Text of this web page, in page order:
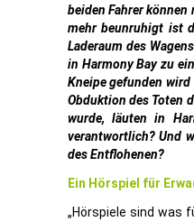
beiden Fahrer können
mehr beunruhigt ist
Laderaum des
in Harmony Bay zu
Kneipe gefunden
Obduktion des Toten
wurde, läuten in
verantwortlich? Und
des Entflohenen?
Ein Hörspiel für
„Hörspiele sind was